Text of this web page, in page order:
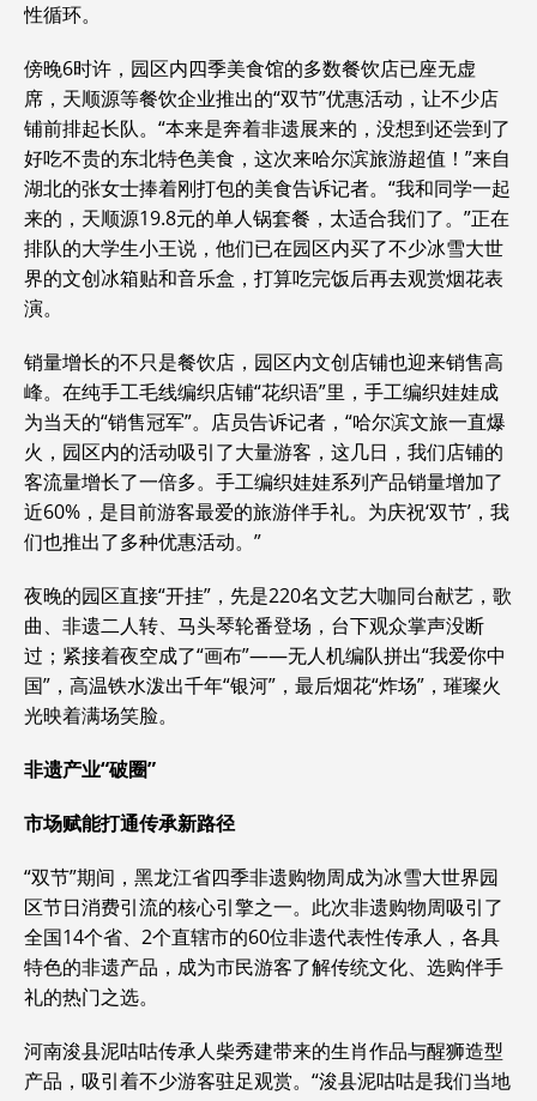
性循环。
傍晚6时许，园区内四季美食馆的多数餐饮店已座无虚
席，天顺源等餐饮企业推出的“双节”优惠活动，让不少店
铺前排起长队。“本来是奔着非遗展来的，没想到还尝到了
好吃不贵的东北特色美食，这次来哈尔滨旅游超值！”来自
湖北的张女士捧着刚打包的美食告诉记者。“我和同学一起
来的，天顺源19.8元的单人锅套餐，太适合我们了。”正在
排队的大学生小王说，他们已在园区内买了不少冰雪大世
界的文创冰箱贴和音乐盒，打算吃完饭后再去观赏烟花表
演。
销量增长的不只是餐饮店，园区内文创店铺也迎来销售高
峰。在纯手工毛线编织店铺“花织语”里，手工编织娃娃成
为当天的“销售冠军”。店员告诉记者，“哈尔滨文旅一直爆
火，园区内的活动吸引了大量游客，这几日，我们店铺的
客流量增长了一倍多。手工编织娃娃系列产品销量增加了
近60%，是目前游客最爱的旅游伴手礼。为庆祝‘双节’，我
们也推出了多种优惠活动。”
夜晚的园区直接“开挂”，先是220名文艺大咖同台献艺，歌
曲、非遗二人转、马头琴轮番登场，台下观众掌声没断
过；紧接着夜空成了“画布”——无人机编队拼出“我爱你中
国”，高温铁水泼出千年“银河”，最后烟花“炸场”，璀璨火
光映着满场笑脸。
非遗产业“破圈”
市场赋能打通传承新路径
“双节”期间，黑龙江省四季非遗购物周成为冰雪大世界园
区节日消费引流的核心引擎之一。此次非遗购物周吸引了
全国14个省、2个直辖市的60位非遗代表性传承人，各具
特色的非遗产品，成为市民游客了解传统文化、选购伴手
礼的热门之选。
河南浚县泥咕咕传承人柴秀建带来的生肖作品与醒狮造型
产品，吸引着不少游客驻足观赏。“浚县泥咕咕是我们当地